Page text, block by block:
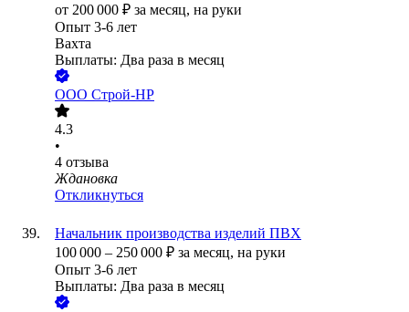
от 200 000 ₽ за месяц, на руки
Опыт 3-6 лет
Вахта
Выплаты: Два раза в месяц
ООО Строй-НР
4.3
•
4 отзыва
Ждановка
Откликнуться
Начальник производства изделий ПВХ
100 000 – 250 000 ₽ за месяц, на руки
Опыт 3-6 лет
Выплаты: Два раза в месяц